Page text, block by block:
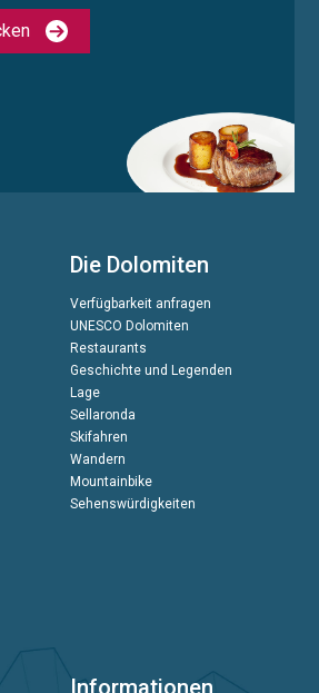
Die Dolomiten
Verfügbarkeit anfragen
UNESCO Dolomiten
Restaurants
Geschichte und Legenden
Lage
Sellaronda
Skifahren
Wandern
Mountainbike
Sehenswürdigkeiten